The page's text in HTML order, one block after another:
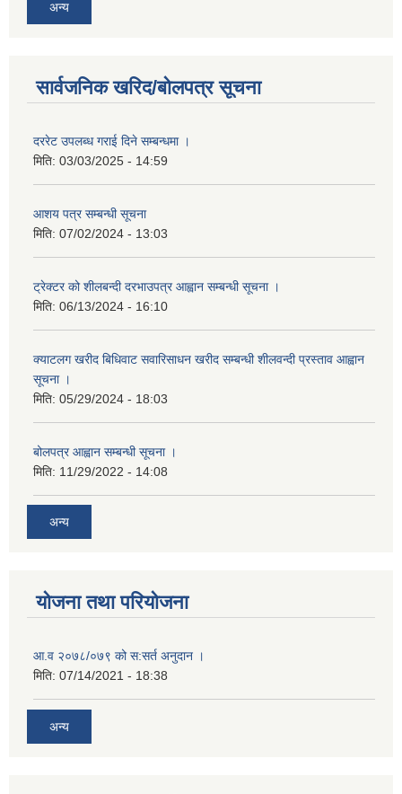
अन्य
सार्वजनिक खरिद/बोलपत्र सूचना
दररेट उपलब्ध गराई दिने सम्बन्धमा ।
मिति: 03/03/2025 - 14:59
आशय पत्र सम्बन्धी सूचना
मिति: 07/02/2024 - 13:03
ट्रेक्टर को शीलबन्दी दरभाउपत्र आह्वान सम्बन्धी सूचना ।
मिति: 06/13/2024 - 16:10
क्याटलग खरीद बिधिवाट सवारिसाधन खरीद सम्बन्धी शीलवन्दी प्रस्ताव आह्वान
सूचना ।
मिति: 05/29/2024 - 18:03
बोलपत्र आह्वान सम्बन्धी सूचना ।
मिति: 11/29/2022 - 14:08
अन्य
योजना तथा परियोजना
आ.व २०७८/०७९ को स:सर्त अनुदान ।
मिति: 07/14/2021 - 18:38
अन्य